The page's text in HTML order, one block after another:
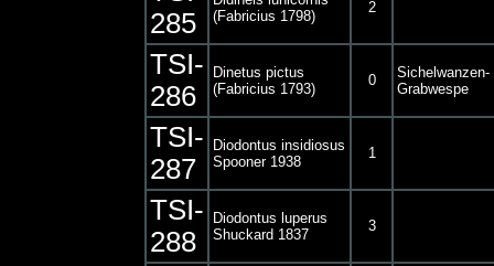
285
(Fabricius 1798)
2
TSI-
286
Dinetus pictus
(Fabricius 1793)
0
Sichelwanzen-
Grabwespe
TSI-
287
Diodontus insidiosus
Spooner 1938
1
TSI-
288
Diodontus luperus
Shuckard 1837
3